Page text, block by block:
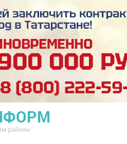
районы